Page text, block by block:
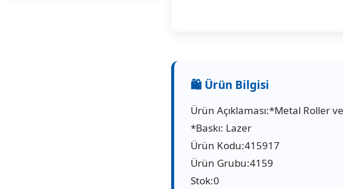
Ürün Açıklaması:*Metal Roller
*Baskı: Lazer
Ürün Kodu:415917
Ürün Grubu:4159
Stok:0